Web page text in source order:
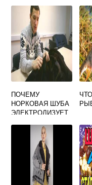
ВЫКРОЙКИ
ПОЧЕМУ
НОРКОВАЯ ШУБА
ЭЛЕКТРОЛИЗУЕТ